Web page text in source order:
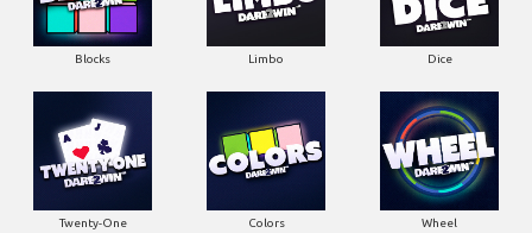
Blocks Limbo Dice
Twenty-One Colors Wheel